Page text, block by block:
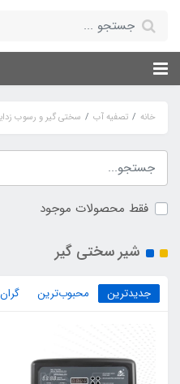
خانه تصفیه آب سختی گیر و رسوب
فقط محصولات موجود
شیر سختی گیر
جدیدترین محبوب‌ترین